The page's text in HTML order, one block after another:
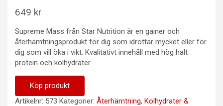
649 kr
Supreme Mass från Star Nutrition är en gainer och
återhämtningsprodukt för dig som idrottar mycket eller för
dig som vill öka i vikt. Kvalitativt innehåll med hög halt
protein och kolhydrater.
Köp produkt
Artikelnr: 573 Kategorier: Återhämtning, Kolhydrater &